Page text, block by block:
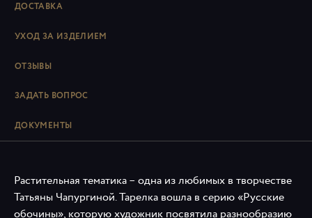
ДОСТАВКА
УХОД ЗА ИЗДЕЛИЕМ
ОТЗЫВЫ
ЗАДАТЬ ВОПРОС
ДОКУМЕНТЫ
Растительная тематика – одна из любимых в творчестве
Татьяны Чапургиной. Тарелка вошла в серию «Русские
обочины», которую художник посвятила разнообразию